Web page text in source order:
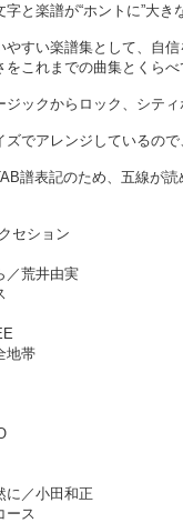
と楽譜が“ホントに”大き
すい楽譜集として、自
これまでの曲集とくらべ
ックからロック、シテ
でアレンジしているの
譜表記のため、五線が読
セション
／荒井由実
地帯
に／小田和正
ース